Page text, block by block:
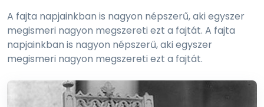
A fajta napjainkban is nagyon népszerű, aki egyszer
megismeri nagyon megszereti ezt a fajtát. A fajta
napjainkban is nagyon népszerű, aki egyszer
megismeri nagyon megszereti ezt a fajtát.